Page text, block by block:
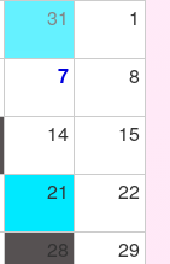
31 1
7 8
14 15
21 22
28 29